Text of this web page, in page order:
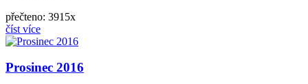
přečteno: 3915x
číst více
Prosinec 2016